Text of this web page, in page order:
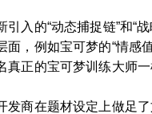
引入的“动态捕捉链”和“
面，例如宝可梦的“情
真正的宝可梦训练大师一
发商在题材设定上做足